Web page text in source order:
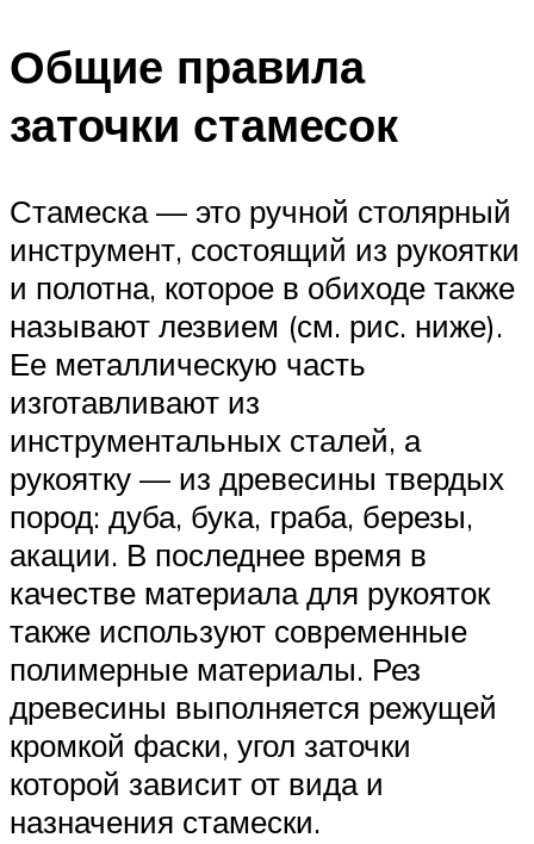
Общие правила
заточки стамесок
Стамеска — это ручной столярный
инструмент, состоящий из рукоятки
и полотна, которое в обиходе также
называют лезвием (см. рис. ниже).
Ее металлическую часть
изготавливают из
инструментальных сталей, а
рукоятку — из древесины твердых
пород: дуба, бука, граба, березы,
акации. В последнее время в
качестве материала для рукояток
также используют современные
полимерные материалы. Рез
древесины выполняется режущей
кромкой фаски, угол заточки
которой зависит от вида и
назначения стамески.